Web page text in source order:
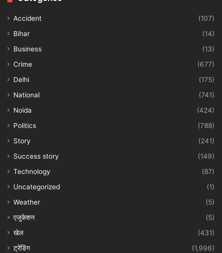
Accident
(107)
Bihar
(14)
Business
(13)
Crime
(677)
Delhi
(175)
National
(741)
Noida
(424)
Politics
(788)
Story
(241)
Success story
(149)
Technology
(87)
Uncategorized
(1)
Weather
(5)
एजुकेशन
(5)
खेल
(431)
ट्रेंडिंग
(1,996)